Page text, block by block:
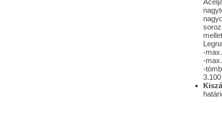
-
-
-